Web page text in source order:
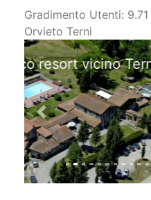
Gradimento Utenti:
Orvieto Terni
resort con
nella
Previous